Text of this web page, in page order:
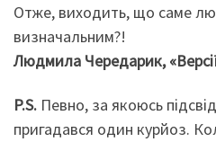
Отже, виходить, що саме
визначальним?!
Людмила Чередарик,
P.S. Певно, за якоюсь
пригадався один курйоз.